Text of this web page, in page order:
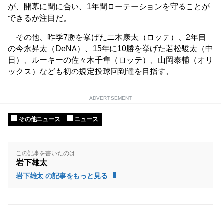
が、開幕に間に合い、1年間ローテーションを守ることが
できるか注目だ。
その他、昨季7勝を挙げた二木康太（ロッテ）、2年目
の今永昇太（DeNA）、15年に10勝を挙げた若松駿太（中
日）、ルーキーの佐々木千隼（ロッテ）、山岡泰輔（オリ
ックス）なども初の規定投球回到達を目指す。
ADVERTISEMENT
その他ニュース ニュース
この記事を書いたのは
岩下雄太
岩下雄太 の記事をもっと見る